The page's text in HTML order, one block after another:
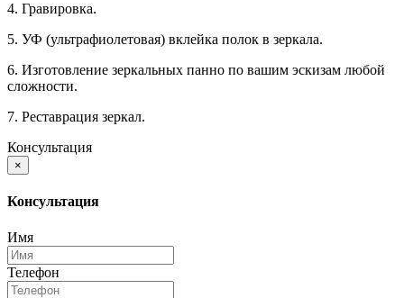
4. Гравировка.
5. УФ (ультрафиолетовая) вклейка полок в зеркала.
6. Изготовление зеркальных панно по вашим эскизам любой
сложности.
7. Реставрация зеркал.
Консультация
×
Консультация
Имя
Телефон